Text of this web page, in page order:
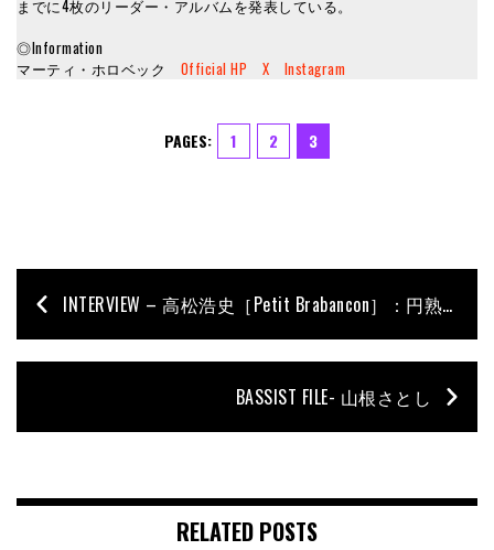
までに4枚のリーダー・アルバムを発表している。
◎Information
マーティ・ホロベック Official HP X Instagram
PAGES: 1 2 3
INTERVIEW – 高松浩史［Petit Brabancon］：円熟味を増した、深き／重き低音
BASSIST FILE- 山根さとし
RELATED POSTS